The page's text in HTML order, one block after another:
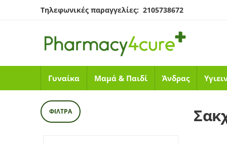
Τηλεφωνικές παραγγελίες: 2105738672
Γυναίκα Μαμά & Παιδί Άνδρας
ΦΊΛΤΡΑ